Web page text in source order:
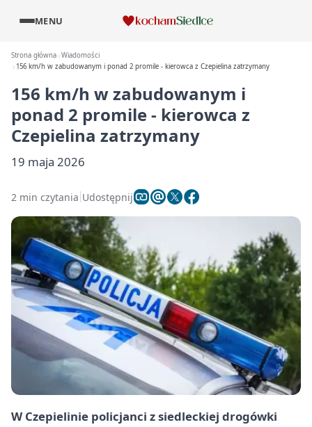
MENU
Strona główna Wiadomości
156 km/h w zabudowanym i ponad 2 promile - kierowca z Czepielina zatrzymany
156 km/h w zabudowanym i
ponad 2 promile - kierowca z
Czepielina zatrzymany
19 maja 2026
2 min czytania Udostępnij
W Czepielinie policjanci z siedleckiej drogówki